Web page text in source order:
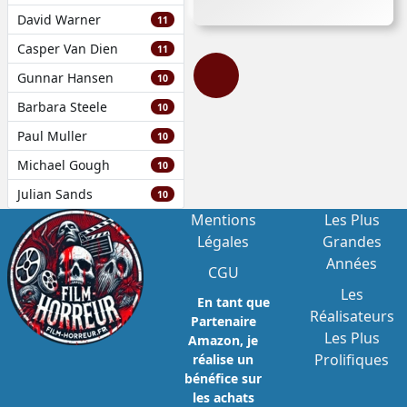
David Warner 11
Casper Van Dien 11
Gunnar Hansen 10
Barbara Steele 10
Paul Muller 10
Michael Gough 10
Julian Sands 10
Mentions
Légales
CGU
En tant que
Partenaire
Amazon, je
réalise un
bénéfice sur
les achats
Les Plus
Grandes
Années
Les
Réalisateurs
Les Plus
Prolifiques